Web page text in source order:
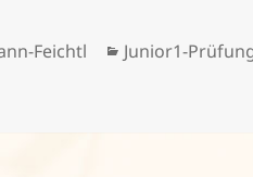
Feichtl Kategorien
Junior1-